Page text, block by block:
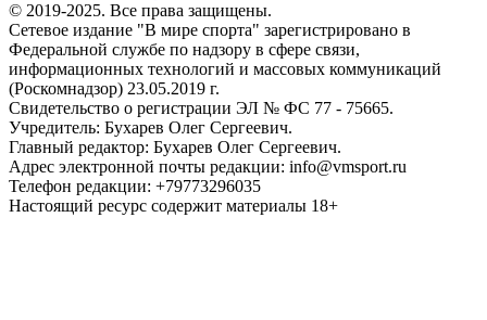
© 2019-2025. Все права защищены.
Сетевое издание "В мире спорта" зарегистрировано в
Федеральной службе по надзору в сфере связи,
информационных технологий и массовых коммуникаций
(Роскомнадзор) 23.05.2019 г.
Свидетельство о регистрации ЭЛ № ФС 77 - 75665.
Учредитель: Бухарев Олег Сергеевич.
Главный редактор: Бухарев Олег Сергеевич.
Адрес электронной почты редакции: info@vmsport.ru
Телефон редакции: +79773296035
Настоящий ресурс содержит материалы 18+